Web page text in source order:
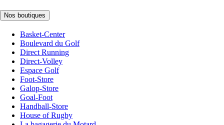
Nos boutiques
Basket-Center
Boulevard du Golf
Direct Running
Direct-Volley
Espace Golf
Foot-Store
Galop-Store
Goal-Foot
Handball-Store
House of Rugby